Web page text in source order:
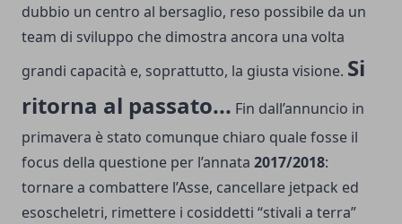
dubbio un centro al bersaglio, reso possibile da un
team di sviluppo che dimostra ancora una volta
grandi capacità e, soprattutto, la giusta visione. Si
ritorna al passato... Fin dall’annuncio in
primavera è stato comunque chiaro quale fosse il
focus della questione per l’annata 2017/2018:
tornare a combattere l’Asse, cancellare jetpack ed
esoscheletri, rimettere i cosiddetti “stivali a terra”